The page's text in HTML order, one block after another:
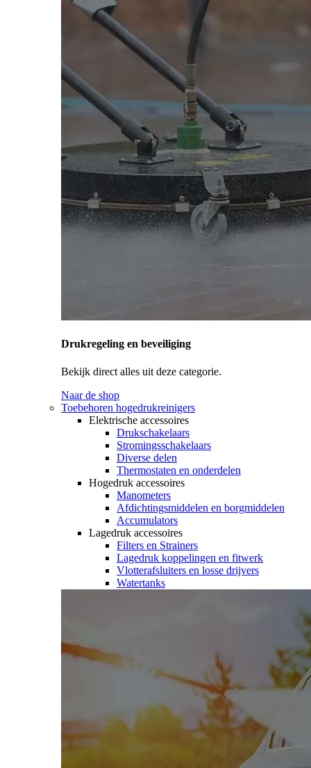
Drukregeling en beveiliging
Bekijk direct alles uit deze categorie.
Naar de shop
Toebehoren hogedrukreinigers
Elektrische accessoires
Drukschakelaars
Stromingsschakelaars
Diverse delen
Thermostaten en onderdelen
Hogedruk accessoires
Manometers
Afdichtingsmiddelen en borgmiddelen
Accumulators
Lagedruk accessoires
Filters en Strainers
Lagedruk koppelingen en fitwerk
Vlotterafsluiters en losse drijvers
Watertanks